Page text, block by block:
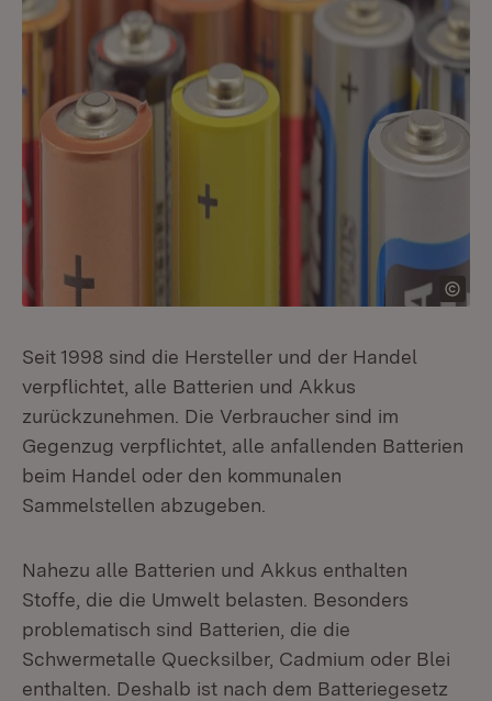
Seit 1998 sind die Hersteller und der Handel
verpflichtet, alle Batterien und Akkus
zurückzunehmen. Die Verbraucher sind im
Gegenzug verpflichtet, alle anfallenden Batterien
beim Handel oder den kommunalen
Sammelstellen abzugeben.
Nahezu alle Batterien und Akkus enthalten
Stoffe, die die Umwelt belasten. Besonders
problematisch sind Batterien, die die
Schwermetalle Quecksilber, Cadmium oder Blei
enthalten. Deshalb ist nach dem Batteriegesetz